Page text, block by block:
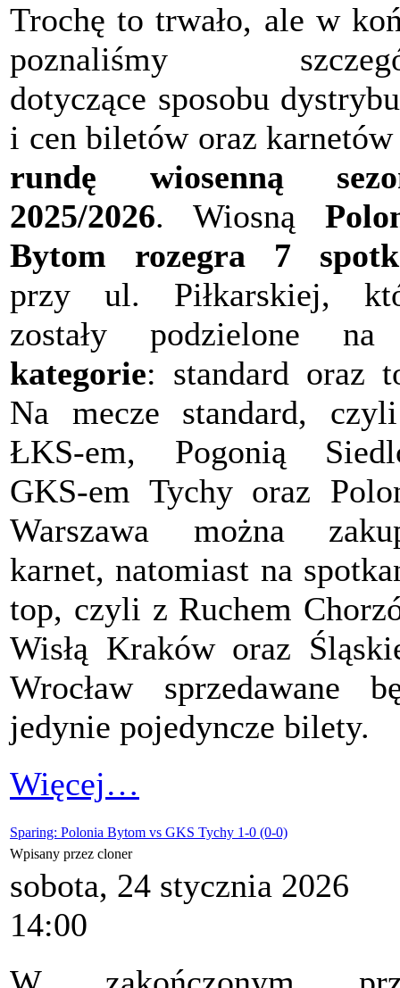
Trochę to trwało, ale w
poznaliśmy
dotyczące sposobu
i cen biletów oraz karnetów
rundę wiosenną
2025/2026. Wiosną
Bytom rozegra 7
przy ul. Piłkarskiej,
zostały podzielone
kategorie: standard oraz
Na mecze standard,
ŁKS-em, Pogonią
GKS-em Tychy oraz
Warszawa można
karnet, natomiast na
top, czyli z Ruchem
Wisłą Kraków oraz
Wrocław sprzedawane
jedynie pojedyncze bilety.
Więcej…
Sparing: Polonia Bytom vs GKS Tychy 1-0 (0-0)
Wpisany przez cloner
sobota, 24 stycznia 2026
14:00